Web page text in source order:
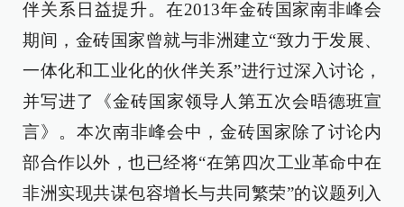
伴关系日益提升。在2013年金砖国家南非峰会
期间，金砖国家曾就与非洲建立“致力于发展、
一体化和工业化的伙伴关系”进行过深入讨论，
并写进了《金砖国家领导人第五次会晤德班宣
言》。本次南非峰会中，金砖国家除了讨论内
部合作以外，也已经将“在第四次工业革命中在
非洲实现共谋包容增长与共同繁荣”的议题列入